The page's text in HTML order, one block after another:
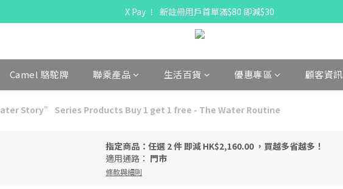
X Pay ！  新註冊用戶首單滿$80 即減$30
X Pay ！  新註冊用戶首單滿$80 即減$30
全線駱駝牌產品會員 9 折
X Pay ！  新註冊用戶首單滿$80 即減$30
Camel 駱駝牌 聯乘產品 生活百貨 優惠專區 顧客資訊
Story” Series Products Buy 1 get 1 free - The Water Routine
指定商品：任選 2 件 即減 HK$2,160.00 ，買越多省越多！
適用通路： 門市
條款與細則